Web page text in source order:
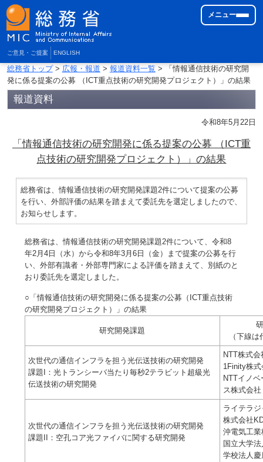
ご意見・ご提案 ENGLISH
メニュー
総務省トップ> 広報・報道 > 報道資料一覧> 「情報通信技術の研究開
発に係る提案の公募 （ICT重点技術の研究開発プロジェクト）」の結果
報道資料
令和8年5月22日
「情報通信技術の研究開発に係る提案の公募 （ICT重
点技術の研究開発プロジェクト）」の結果
総務省は、情報通信技術の研究開発課題2件について提案の公募
を行い、外部評価の結果を踏まえて委託先を選定しましたので、
お知らせします。
総務省は、情報通信技術の研究開発課題2件について、令和8
年2月4日（水）から令和8年3月6日（金）まで提案の公募を行
い、外部有識者・外部専門家による評価を踏まえて、別紙のと
おり委託先を選定しました。
○「情報通信技術の研究開発に係る提案の公募（ICT重点技術
の研究開発プロジェクト）」の結果
研究開発課題
（下線
次世代の通信インフラを担う光伝送技術の研究開発
課題I：光トランシーバ当たり毎秒2テラビット超級光
伝送技術の研究開発
NTT株式会
1Finity株式
NTTイノ
ス株式会社
次世代の通信インフラを担う光伝送技術の研究開発
課題II：空孔コア光ファイバに関する研究開発
ライテラ
株式会社
沖電気工
国立大学
学校法人慶